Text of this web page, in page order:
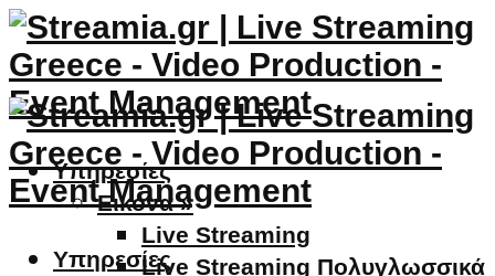
Υπηρεσίες
Εικόνα »
Live Streaming
Live Streaming Πολυγλωσσικά
Υπηρεσίες